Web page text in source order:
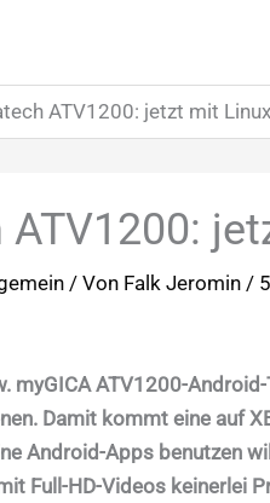
ATV1200: jetzt mit
ATV1200:
/ Von Falk Jeromin /
myGICA ATV1200-
Damit kommt eine auf
Android-Apps benutzen
Full-HD-Videos keinerlei